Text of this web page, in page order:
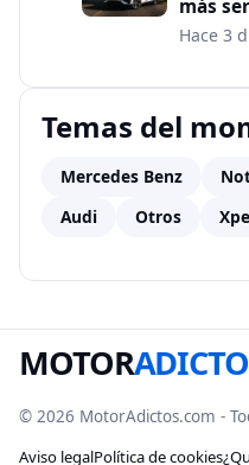
más
Hace 3
Temas del
Mercedes Benz
Audi
Otros
MOTOR
© 2026 MotorAdictos.com -
Aviso legalPolítica de cookies